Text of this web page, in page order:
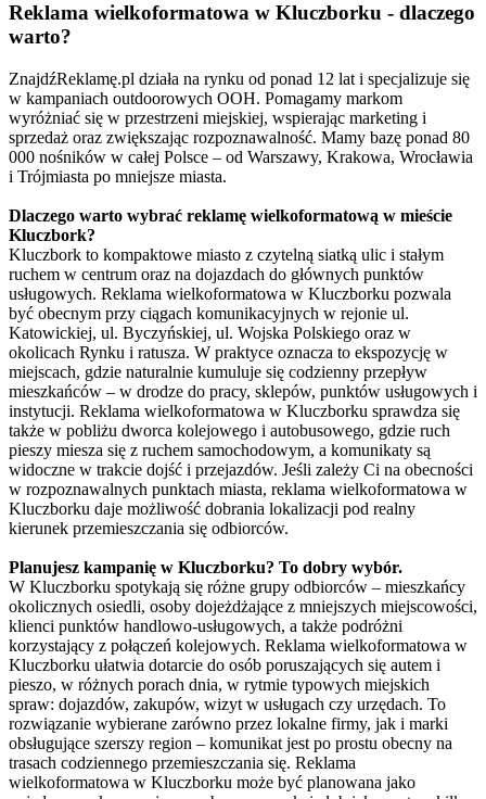
Reklama wielkoformatowa w Kluczborku - dlaczego
warto?
ZnajdźReklamę.pl działa na rynku od ponad 12 lat i specjalizuje się
w kampaniach outdoorowych OOH. Pomagamy markom
wyróżniać się w przestrzeni miejskiej, wspierając marketing i
sprzedaż oraz zwiększając rozpoznawalność. Mamy bazę ponad 80
000 nośników w całej Polsce – od Warszawy, Krakowa, Wrocławia
i Trójmiasta po mniejsze miasta.
Dlaczego warto wybrać reklamę wielkoformatową w mieście
Kluczbork?
Kluczbork to kompaktowe miasto z czytelną siatką ulic i stałym
ruchem w centrum oraz na dojazdach do głównych punktów
usługowych. Reklama wielkoformatowa w Kluczborku pozwala
być obecnym przy ciągach komunikacyjnych w rejonie ul.
Katowickiej, ul. Byczyńskiej, ul. Wojska Polskiego oraz w
okolicach Rynku i ratusza. W praktyce oznacza to ekspozycję w
miejscach, gdzie naturalnie kumuluje się codzienny przepływ
mieszkańców – w drodze do pracy, sklepów, punktów usługowych i
instytucji. Reklama wielkoformatowa w Kluczborku sprawdza się
także w pobliżu dworca kolejowego i autobusowego, gdzie ruch
pieszy miesza się z ruchem samochodowym, a komunikaty są
widoczne w trakcie dojść i przejazdów. Jeśli zależy Ci na obecności
w rozpoznawalnych punktach miasta, reklama wielkoformatowa w
Kluczborku daje możliwość dobrania lokalizacji pod realny
kierunek przemieszczania się odbiorców.
Planujesz kampanię w Kluczborku? To dobry wybór.
W Kluczborku spotykają się różne grupy odbiorców – mieszkańcy
okolicznych osiedli, osoby dojeżdżające z mniejszych miejscowości,
klienci punktów handlowo-usługowych, a także podróżni
korzystający z połączeń kolejowych. Reklama wielkoformatowa w
Kluczborku ułatwia dotarcie do osób poruszających się autem i
pieszo, w różnych porach dnia, w rytmie typowych miejskich
spraw: dojazdów, zakupów, wizyt w usługach czy urzędach. To
rozwiązanie wybierane zarówno przez lokalne firmy, jak i marki
obsługujące szerszy region – komunikat jest po prostu obecny na
trasach codziennego przemieszczania się. Reklama
wielkoformatowa w Kluczborku może być planowana jako